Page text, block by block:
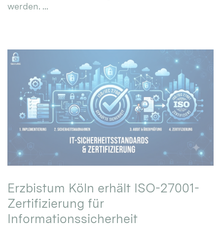
werden. ...
Erzbistum Köln erhält ISO-27001-
Zertifizierung für
Informationssicherheit